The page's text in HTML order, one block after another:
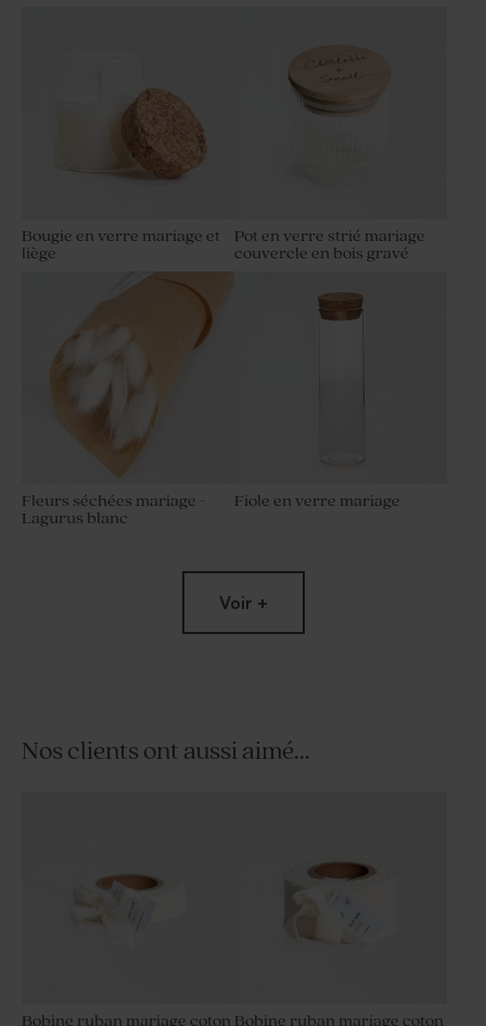
Bougie en verre mariage et
liège
Pot en verre strié mariage
couvercle en bois gravé
Fleurs séchées mariage -
Lagurus blanc
Fiole en verre mariage
Voir +
Nos clients ont aussi aimé...
Bobine ruban mariage coton Bobine ruban mariage coton